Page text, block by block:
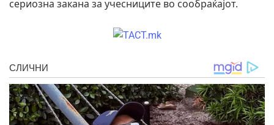
сериозна закана за учесниците во сообраќајот.